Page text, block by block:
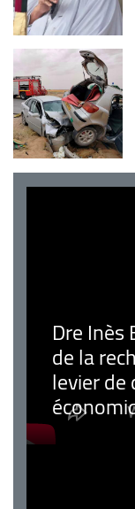
Dre
de la
levier